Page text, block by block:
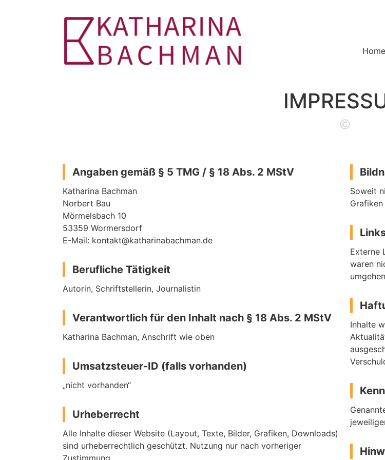
Home
Angaben gemäß § 5 TMG / § 18 Abs. 2 MStV
Katharina Bachman
Norbert Bau
Mörmelsbach 10
53359 Wormersdorf
E-Mail: kontakt@katharinabachman.de
Berufliche Tätigkeit
Autorin, Schriftstellerin, Journalistin
Verantwortlich für den Inhalt nach § 18 Abs. 2 MStV
Katharina Bachman, Anschrift wie oben
Umsatzsteuer-ID (falls vorhanden)
„nicht vorhanden“
Urheberrecht
Alle Inhalte dieser Website (Layout, Texte, Bilder, Grafiken, Downloads)
sind urheberrechtlich geschützt. Nutzung nur nach vorheriger
Zustimmung.
Soweit
Externe
waren
Inhalte